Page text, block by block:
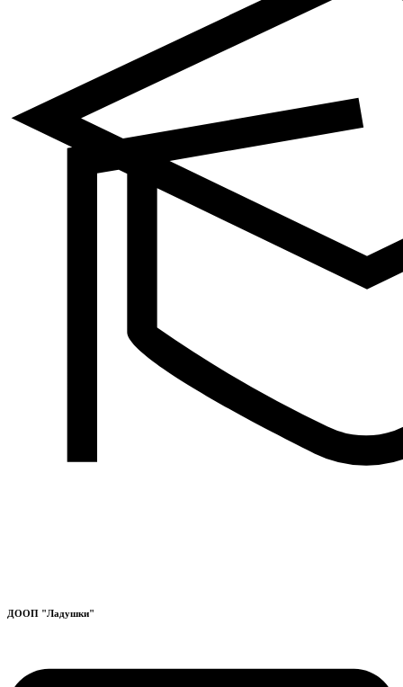
ДООП "Ладушки"